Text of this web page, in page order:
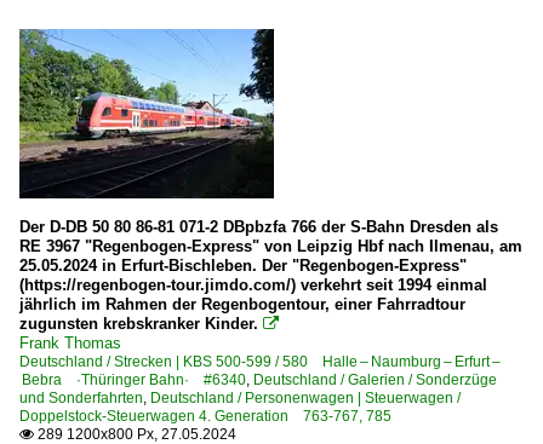
Der D-DB 50 80 86-81 071-2 DBpbzfa 766 der S-Bahn Dresden als
RE 3967 "Regenbogen-Express" von Leipzig Hbf nach Ilmenau, am
25.05.2024 in Erfurt-Bischleben. Der "Regenbogen-Express"
(https://regenbogen-tour.jimdo.com/) verkehrt seit 1994 einmal
jährlich im Rahmen der Regenbogentour, einer Fahrradtour
zugunsten krebskranker Kinder. 
Frank Thomas
Deutschland / Strecken | KBS 500-599 / 580 Halle – Naumburg – Erfurt –
Bebra ·Thüringer Bahn· #6340, Deutschland / Galerien / Sonderzüge
und Sonderfahrten, Deutschland / Personenwagen | Steuerwagen /
Doppelstock-Steuerwagen 4. Generation 763-767, 785
 289 1200x800 Px, 27.05.2024